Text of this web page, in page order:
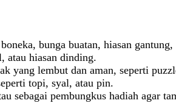
bunga buatan, hiasan
atau hiasan dinding.
yang lembut dan aman, seperti
topi, syal, atau pin.
sebagai pembungkus hadiah agar